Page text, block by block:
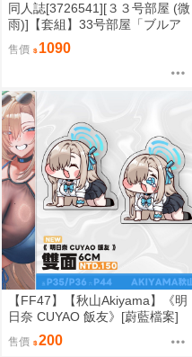
同人誌[3726541][３３号部屋 (微
雨)]【套組】33号部屋「ブルア
カ本」セット (蔚藍檔案)
售價 1090
【FF47】【秋山Akiyama】《明
日奈 CUYAO 飯友》[蔚藍檔案]
[Blue Archive] [一之瀬アスナ] [一
之瀬明日奈]
售價 200